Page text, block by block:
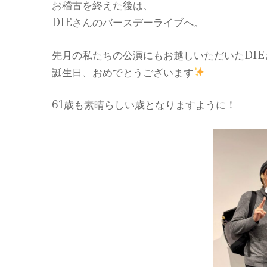
お稽古を終えた後は、
DIEさんのバースデーライブへ。
先月の私たちの公演にもお越しいただいた
誕生日、おめでとうございます
61歳も素晴らしい歳となりますように！